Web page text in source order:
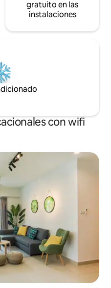
gratuito en las
instalaciones
con wifi